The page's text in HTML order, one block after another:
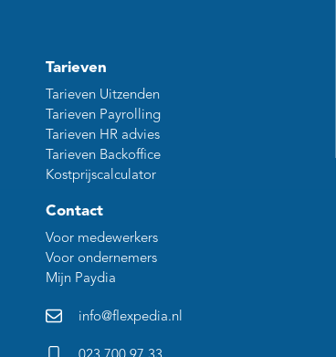
Tarieven
Tarieven Uitzenden
Tarieven Payrolling
Tarieven HR advies
Tarieven Backoffice
Kostprijscalculator
Contact
Voor medewerkers
Voor ondernemers
Mijn Paydia
info@flexpedia.nl